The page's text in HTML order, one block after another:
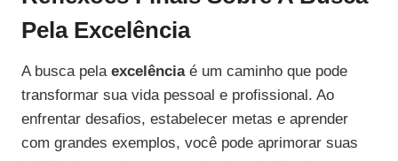
Pela Excelência
A busca pela excelênciaé um caminho que pode
transformar sua vida pessoal e profissional. Ao
enfrentar desafios, estabelecer metas e aprender
com grandes exemplos, você pode aprimorar suas